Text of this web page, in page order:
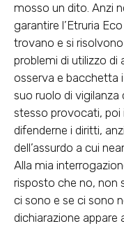
mosso un dito. Anzi
garantire l’Etruria
trovano e si
problemi di utilizzo di
osserva e bacchetta
suo ruolo di
stesso provocati, poi
difenderne i diritti,
dell’assurdo a cui
Alla mia
risposto che no, non
ci sono e se ci sono
dichiarazione appare